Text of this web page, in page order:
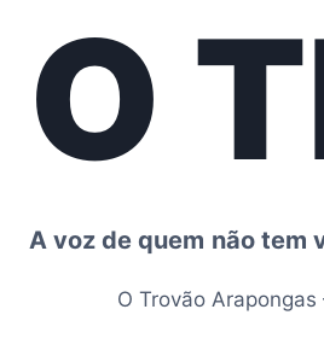
Conteúdo
O
A voz de quem não
O Trovão